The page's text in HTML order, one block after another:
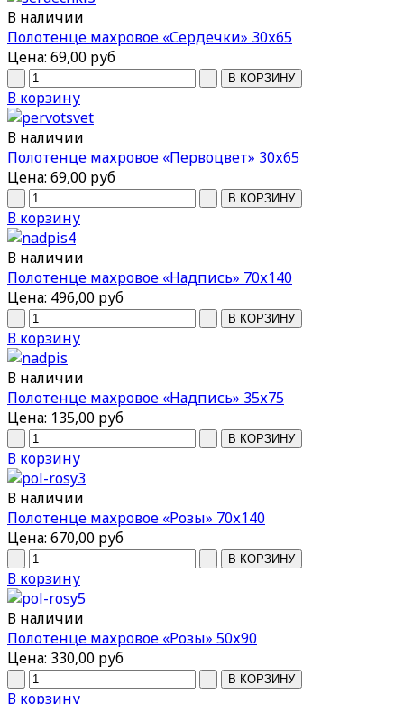
В наличии
Полотенце махровое «Сердечки» 30х65
Цена: 69,00 руб
В корзину
В наличии
Полотенце махровое «Первоцвет» 30х65
Цена: 69,00 руб
В корзину
В наличии
Полотенце махровое «Надпись» 70х140
Цена: 496,00 руб
В корзину
В наличии
Полотенце махровое «Надпись» 35х75
Цена: 135,00 руб
В корзину
В наличии
Полотенце махровое «Розы» 70х140
Цена: 670,00 руб
В корзину
В наличии
Полотенце махровое «Розы» 50х90
Цена: 330,00 руб
В корзину